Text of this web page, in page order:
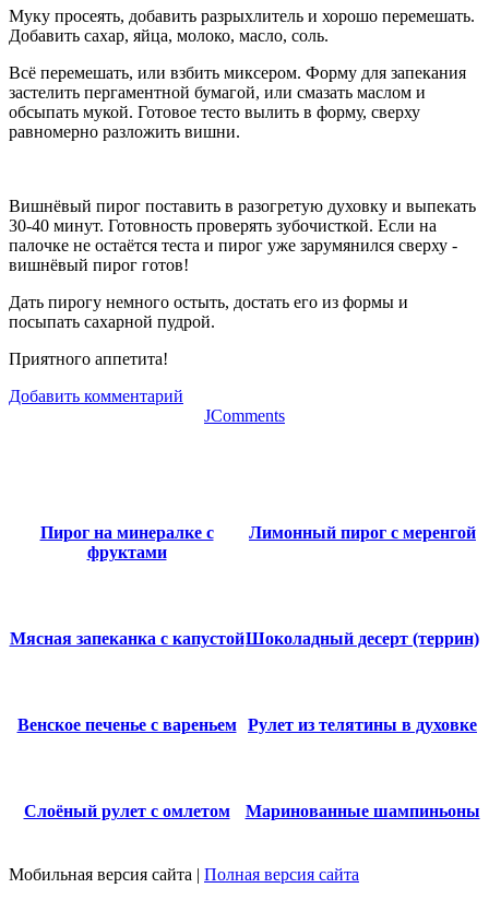
Муку просеять, добавить разрыхлитель и хорошо перемешать.
Добавить сахар, яйца, молоко, масло, соль.
Всё перемешать, или взбить миксером. Форму для запекания
застелить пергаментной бумагой, или смазать маслом и
обсыпать мукой. Готовое тесто вылить в форму, сверху
равномерно разложить вишни.
Вишнёвый пирог поставить в разогретую духовку и выпекать
30-40 минут. Готовность проверять зубочисткой. Если на
палочке не остаётся теста и пирог уже зарумянился сверху -
вишнёвый пирог готов!
Дать пирогу немного остыть, достать его из формы и
посыпать сахарной пудрой.
Приятного аппетита!
Добавить комментарий
JComments
Пирог на минералке с
фруктами
Лимонный пирог с меренгой
Мясная запеканка с капустойШоколадный десерт (террин)
Венское печенье с вареньем Рулет из телятины в духовке
Слоёный рулет с омлетом Маринованные шампиньоны
Мобильная версия сайта | Полная версия сайта